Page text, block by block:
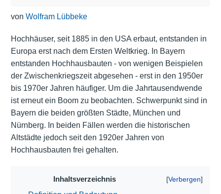
von Wolfram Lübbeke
Hochhäuser, seit 1885 in den USA erbaut, entstanden in
Europa erst nach dem Ersten Weltkrieg. In Bayern
entstanden Hochhausbauten - von wenigen Beispielen
der Zwischenkriegszeit abgesehen - erst in den 1950er
bis 1970er Jahren häufiger. Um die Jahrtausendwende
ist erneut ein Boom zu beobachten. Schwerpunkt sind in
Bayern die beiden größten Städte, München und
Nürnberg. In beiden Fällen werden die historischen
Altstädte jedoch seit den 1920er Jahren von
Hochhausbauten frei gehalten.
Inhaltsverzeichnis